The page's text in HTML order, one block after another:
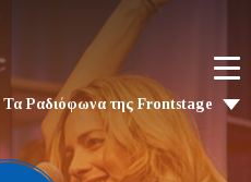
Τα Ραδιόφωνα της Frontstage